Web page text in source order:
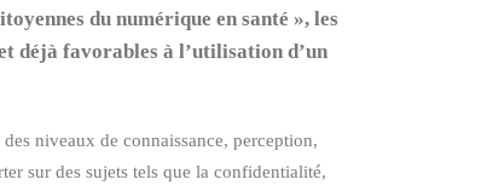
du numérique en santé », les
déjà favorables à l’utilisation d’un
niveaux de connaissance, perception,
sur des sujets tels que la confidentialité,